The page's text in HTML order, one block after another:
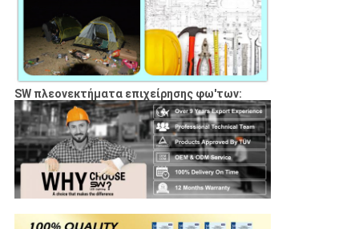
SW πλεονεκτήματα επιχείρησης φω'των: